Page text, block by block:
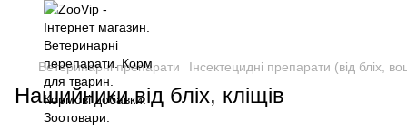
Ветеринарні препарати Інсектецидні препарати (від бліх,
Нашийники від бліх, кліщів